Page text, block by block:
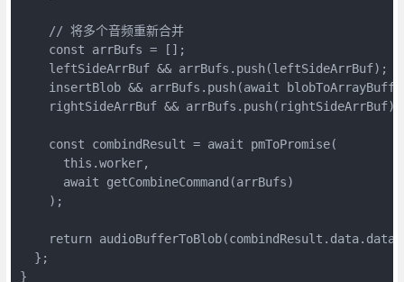
    // 将多个音频重新合并
    const arrBufs = [];
    leftSideArrBuf && arrBufs.push(leftSideArrBuf);
insertBlob && arrBufs.push(await
    rightSideArrBuf && arrBufs.push(rightSideArrBuf);
    const combindResult = await pmToPromise(
      this.worker,
      await getCombineCommand(arrBufs)
    );
return
  };
}